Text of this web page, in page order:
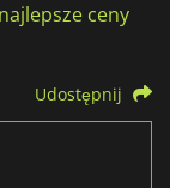
najlepsze ceny
Udostępnij